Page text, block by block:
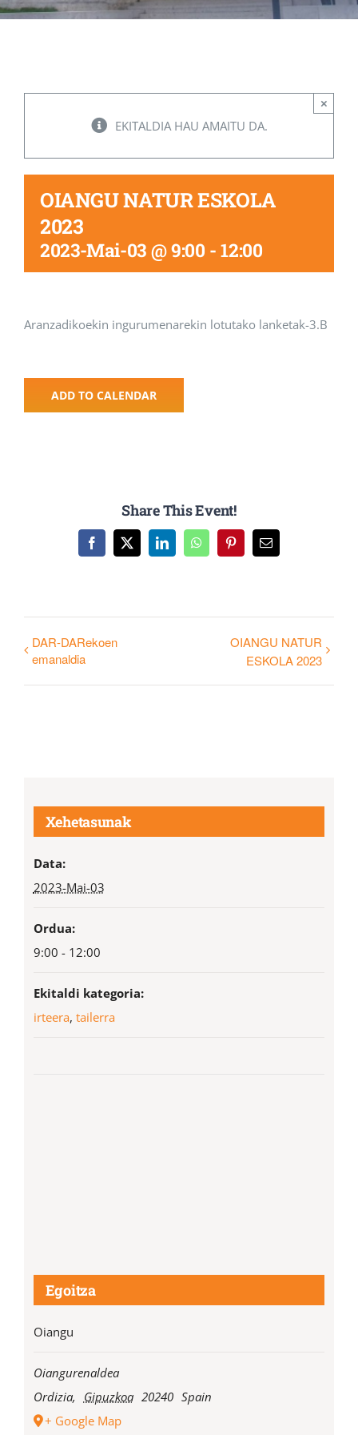
EKITALDIA HAU AMAITU DA.
×
OIANGU NATUR ESKOLA
2023
2023-Mai-03 @ 9:00 -12:00
Aranzadikoekin ingurumenarekin lotutako lanketak-3.B
ADD TO CALENDAR
Share This Event!
Facebook
X LinkedInWhatsAppPinterestEmail
DAR-DARekoen
emanaldia
OIANGU NATUR
ESKOLA 2023
Xehetasunak
Data:
2023-Mai-03
Ordua:
9:00 - 12:00
Ekitaldi kategoria:
irteera, tailerra
Egoitza
Oiangu
Oiangurenaldea
Ordizia, Gipuzkoa 20240 Spain
+ Google Map